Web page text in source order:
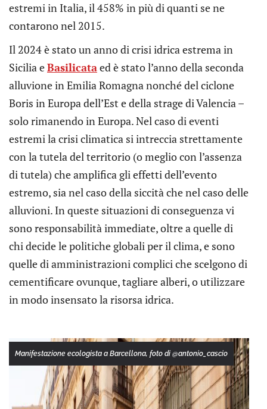
estremi in Italia, il 458% in più di quanti se ne
contarono nel 2015.
Il 2024 è stato un anno di crisi idrica estrema in
Sicilia eBasilicataed è stato l’anno della seconda
alluvione in Emilia Romagna nonché del ciclone
Boris in Europa dell’Est e della strage di Valencia –
solo rimanendo in Europa. Nel caso di eventi
estremi la crisi climatica si intreccia strettamente
con la tutela del territorio (o meglio con l’assenza
di tutela) che amplifica gli effetti dell’evento
estremo, sia nel caso della siccità che nel caso delle
alluvioni. In queste situazioni di conseguenza vi
sono responsabilità immediate, oltre a quelle di
chi decide le politiche globali per il clima, e sono
quelle di amministrazioni complici che scelgono di
cementificare ovunque, tagliare alberi, o utilizzare
in modo insensato la risorsa idrica.
Manifestazione ecologista a Barcellona, foto di @antonio_cascio